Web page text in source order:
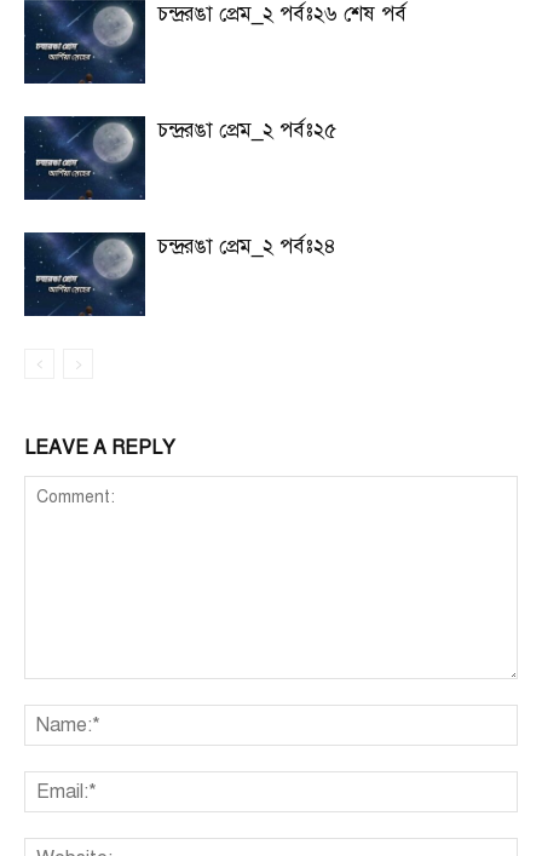
চন্দ্ররঙা প্রেম_২ পর্বঃ২৬ শেষ পর্ব
চন্দ্ররঙা প্রেম_২ পর্বঃ২৫
চন্দ্ররঙা প্রেম_২ পর্বঃ২৪
LEAVE A REPLY